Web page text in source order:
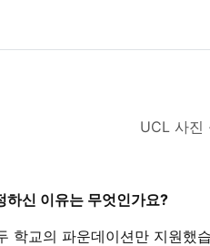
UCL 사진
하신 이유는 무엇인가요?
학교의 파운데이션만 지원했